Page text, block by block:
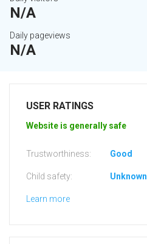
N/A
Daily pageviews
N/A
USER RATINGS
Website is generally safe
Trustworthiness: Good
Child safety: Unknown
Learn more